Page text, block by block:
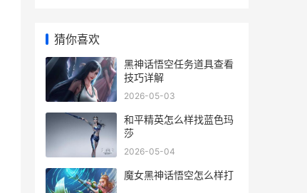
猜你喜欢
黑神话悟空任务道具查看
技巧详解
2026-05-03
和平精英怎么样找蓝色玛
莎
2026-05-04
魔女黑神话悟空怎么样打